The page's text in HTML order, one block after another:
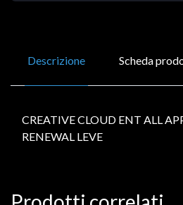
Descrizione Scheda
CREATIVE CLOUD ENT ALL
RENEWAL LEVE